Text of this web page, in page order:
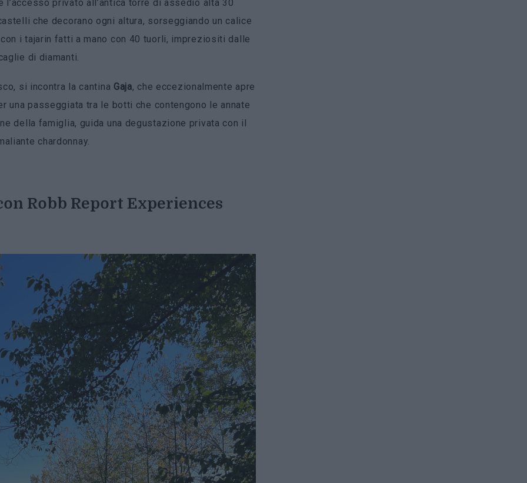
l’accesso privato all’antica torre di assedio alta 30
che decorano ogni altura, sorseggiando un calice
con i tajarin fatti a mano con 40 tuorli, impreziositi dalle
di diamanti.
si incontra la cantina Gaja, che eccezionalmente apre
una passeggiata tra le botti che contengono le annate
della famiglia, guida una degustazione privata con il
chardonnay.
Robb Report Experiences